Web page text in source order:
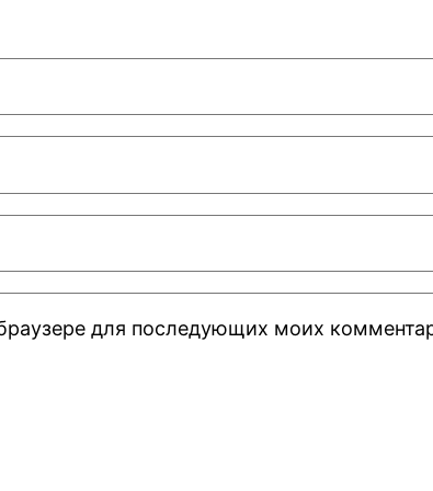
для последующих моих